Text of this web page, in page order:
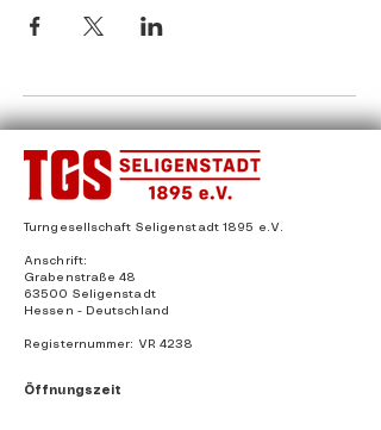
Turngesellschaft Seligenstadt 1895 e.V.
Anschrift:
Grabenstraße 48
63500 Seligenstadt
Hessen - Deutschland
Registernummer: VR 4238
Öffnungszeit